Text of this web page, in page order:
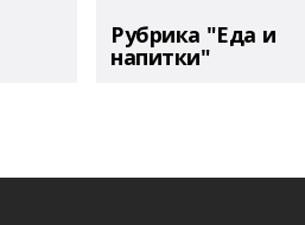
Рубрика "Еда и
напитки"